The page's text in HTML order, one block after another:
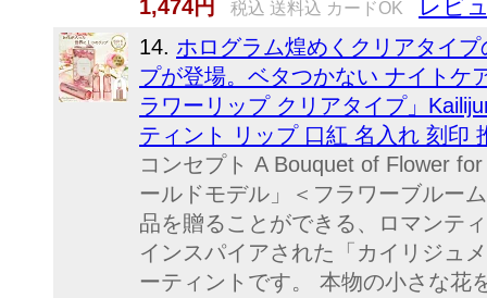
1,474円
税込 送料込 カードOK レビ
14. ホログラム煌めくクリアタイ
プが登場。ベタつかない ナイトケ
ラワーリップ クリアタイプ」
ティント リップ 口紅 名入れ 刻印
コンセプト A Bouquet of Flower
ールドモデル」＜フラワーブルー
品を贈ることができる、ロマンテ
インスパイアされた「カイリジュ
ーティントです。 本物の小さな花